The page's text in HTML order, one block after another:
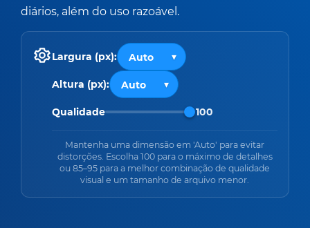
diários, além do uso razoável.
Largura (px):
Altura (px):
Qualidade 100
Mantenha uma dimensão em 'Auto' para evitar
distorções. Escolha 100 para o máximo de detalhes
ou 85–95 para a melhor combinação de qualidade
visual e um tamanho de arquivo menor.